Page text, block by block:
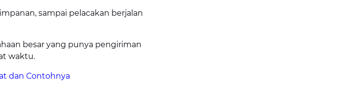
sampai pelacakan berjalan
besar yang punya pengiriman
waktu.
dan Contohnya